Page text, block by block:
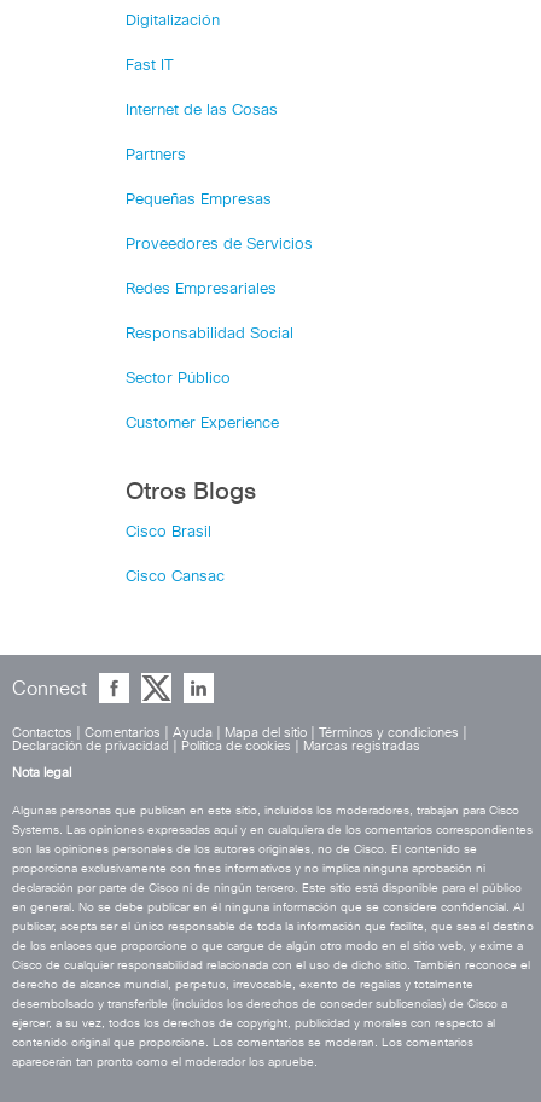
Digitalización
Fast IT
Internet de las Cosas
Partners
Pequeñas Empresas
Proveedores de Servicios
Redes Empresariales
Responsabilidad Social
Sector Público
Customer Experience
Otros Blogs
Cisco Brasil
Cisco Cansac
Connect
Contactos Comentarios Ayuda Mapa del sitio Términos y condiciones
Declaración de privacidad
Política de cookies
Marcas registradas
Nota legal
Algunas personas que publican en este sitio, incluidos los moderadores, trabajan para Cisco
Systems. Las opiniones expresadas aquí y en cualquiera de los comentarios correspondientes
son las opiniones personales de los autores originales, no de Cisco. El contenido se
proporciona exclusivamente con fines informativos y no implica ninguna aprobación ni
declaración por parte de Cisco ni de ningún tercero. Este sitio está disponible para el público
en general. No se debe publicar en él ninguna información que se considere confidencial. Al
publicar, acepta ser el único responsable de toda la información que facilite, que sea el destino
de los enlaces que proporcione o que cargue de algún otro modo en el sitio web, y exime a
Cisco de cualquier responsabilidad relacionada con el uso de dicho sitio. También reconoce el
derecho de alcance mundial, perpetuo, irrevocable, exento de regalías y totalmente
desembolsado y transferible (incluidos los derechos de conceder sublicencias) de Cisco a
ejercer, a su vez, todos los derechos de copyright, publicidad y morales con respecto al
contenido original que proporcione. Los comentarios se moderan. Los comentarios
aparecerán tan pronto como el moderador los apruebe.